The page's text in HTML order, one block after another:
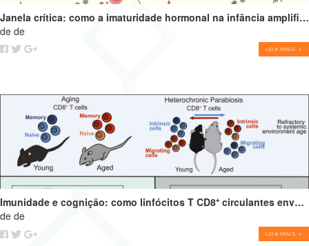
Janela crítica: como a imaturidade hormonal na infância amplifica alergias e programa o futuro do sistema imune
de de
LEIA MAIS >
Imunidade e cognição: como linfócitos T CD8⁺ circulantes envelhecidos podem impulsionar o declínio cognitivo
de de
LEIA MAIS >